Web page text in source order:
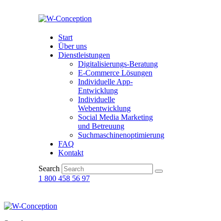
Start
Über uns
Dienstleistungen
Digitalisierungs-Beratung
E-Commerce Lösungen
Individuelle App-
Entwicklung
Individuelle
Webentwicklung
Social Media Marketing
und Betreuung
Suchmaschinenoptimierung
FAQ
Kontakt
Search
1 800 458 56 97